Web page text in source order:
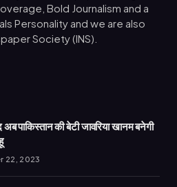
Bold Journalism and a
Personality and we are also
Society (INS).
अब पाकिस्तान की बेटी जावरिया खानम बनेगी
22, 2023